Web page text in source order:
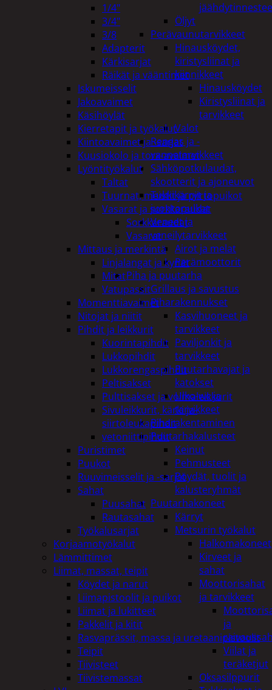
Öljyt
Perävaunutarvikkeet
Hinausköydet,
kiristysliinat ja
kiinnikkeet
Hinausköydet
Kiristysliinat ja
tarvikkeet
Valot
Rengas ja -
vannetarvikkeet
Sähköpotkulaudat,
skootterit ja ajoneuvot
Tukkikärryt ja
juontopulkat
Veneet ja
veneilytarvikkeet
Airot ja melat
Perämoottorit
Piha ja puutarha
Grillaus ja savustus
Piharakennukset
Kasvihuoneet ja
tarvikkeet
Paviljonkit ja
tarvikkeet
Puutarhavajat ja
katokset
Ulko-wc ja
tarvikkeet
Piharakentaminen
Puutarhakalusteet
Keinut
Pehmusteet
Pöydät, tuolit ja
kalusteryhmät
Puutarhakoneet
Kärryt
Metsurin työkalut
Halkomakoneet
Kirveet ja
sahat
Moottorisahat
ja tarvikkeet
ja
Viilat ja
teräketjut
Oksasilppurit
1/4"
3/4"
3/8
Adapterit
Kärkisarjat
Räikät ja vääntimet
Iskumeisselit
Jakoavaimet
Käsihöylät
Kierretapit ja työkalut
Kiintoavaimet ja -sarjat
Kuusiokolo ja torx-avaimet
Lyöntityökalut
Taltat
Tuurnat, meistit ja piirtopuikot
Vasarat ja sorkkaraudat
Sorkkaraudat
Vasarat
Mittaus ja merkintä
Linjalangat ja kynät
Mitat
Vatupassit
Momenttiavaimet
Nitojat ja niitit
Pihdit ja leikkurit
Kuorintapihdit
Lukkopihdit
Lukkorengaspihdit
Peltisakset
Pulttisakset ja voimaleikkurit
Sivuleikkurit, kärki ja-
siirtoleukapihdit
vetoniittipihdit
Puristimet
Puukot
Ruuvimeisselit ja -sarjat
Sahat
Puusahat
Rautasahat
Työkalusarjat
Korjaamotyökalut
Lämmittimet
Liimat, massat, teipit
Köydet ja narut
Liimapistoolit ja puikot
Liimat ja lukitteet
Pakkelit ja kitit
Rasvaprässit, massa ja uretaanipistoolit
Teipit
Tiivisteet
Tiivistemassat